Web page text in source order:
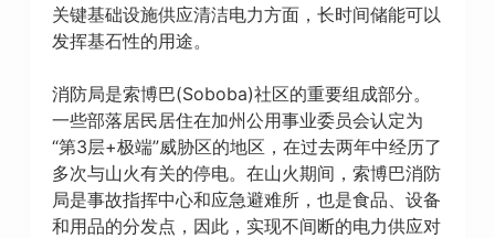
关键基础设施供应清洁电力方面，长时间储能可以
发挥基石性的用途。
消防局是索博巴(Soboba)社区的重要组成部分。
一些部落居民居住在加州公用事业委员会认定为
“第3层+极端”威胁区的地区，在过去两年中经历了
多次与山火有关的停电。在山火期间，索博巴消防
局是事故指挥中心和应急避难所，也是食品、设备
和用品的分发点，因此，实现不间断的电力供应对